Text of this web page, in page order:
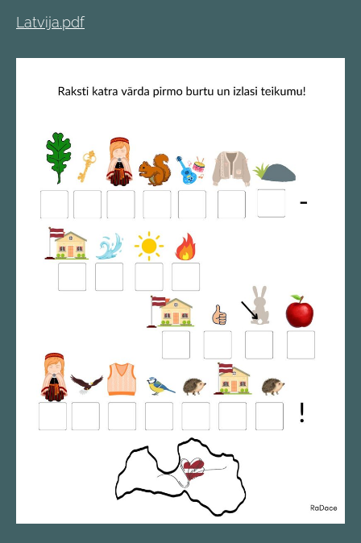
Latvija.pdf